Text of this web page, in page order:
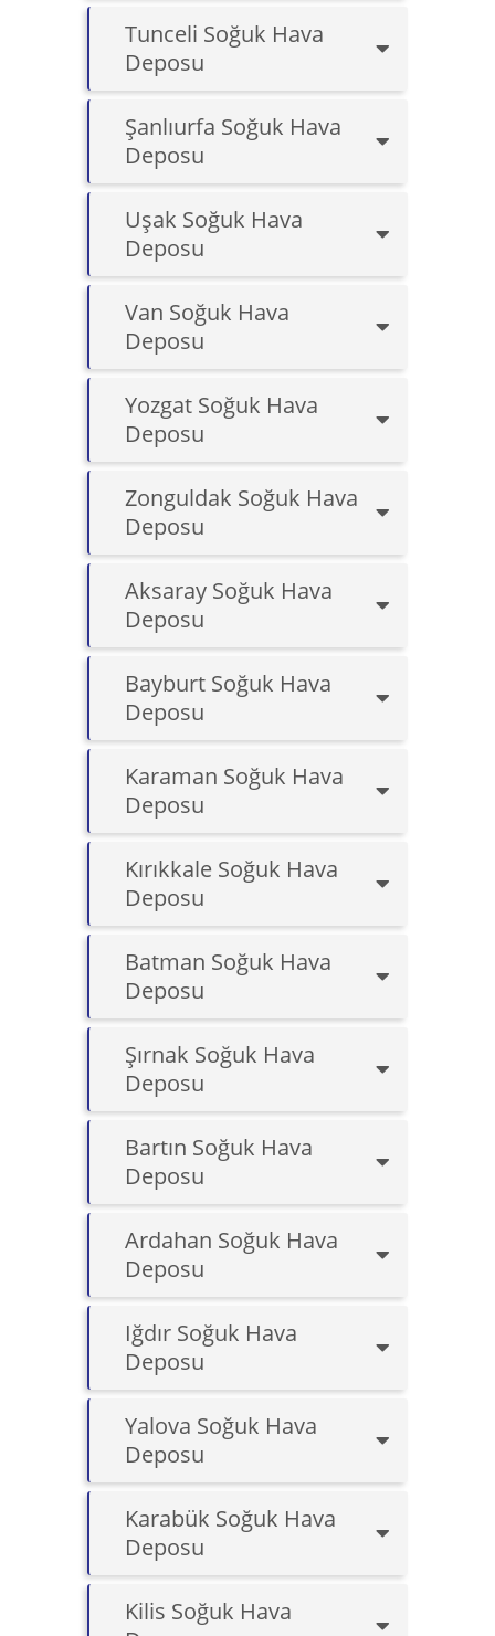
Tunceli Soğuk Hava
Deposu
Şanlıurfa Soğuk Hava
Deposu
Uşak Soğuk Hava
Deposu
Van Soğuk Hava
Deposu
Yozgat Soğuk Hava
Deposu
Zonguldak Soğuk Hava
Deposu
Aksaray Soğuk Hava
Deposu
Bayburt Soğuk Hava
Deposu
Karaman Soğuk Hava
Deposu
Kırıkkale Soğuk Hava
Deposu
Batman Soğuk Hava
Deposu
Şırnak Soğuk Hava
Deposu
Bartın Soğuk Hava
Deposu
Ardahan Soğuk Hava
Deposu
Iğdır Soğuk Hava
Deposu
Yalova Soğuk Hava
Deposu
Karabük Soğuk Hava
Deposu
Kilis Soğuk Hava